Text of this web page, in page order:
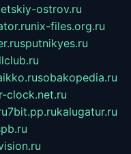
ostrov.ru
nix-files.org.ru
sputnikyes.ru
sobakopedia.ru
clock.net.ru
7bit.pp.rukalugatur.ru